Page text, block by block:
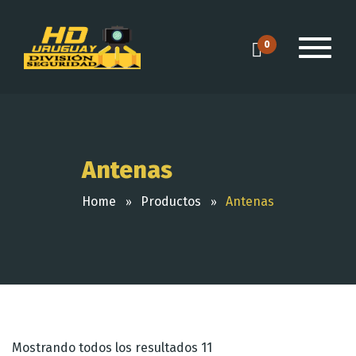
0
Antenas
Home Productos Antenas
Mostrando todos los resultados 11